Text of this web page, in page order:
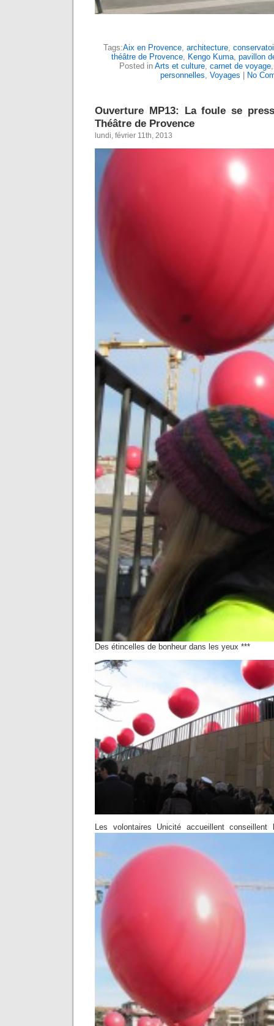
Tags:Aix en Provence, architecture,
théâtre de Provence, Kengo Kuma, pavillon
Posted in Arts et culture, carnet de voyage
personnelles, Voyages No
Ouverture MP13: La foule se
Théâtre de Provence
lundi, février 11th, 2013
Des étincelles de bonheur dans les yeux ***
Les volontaires Unicité accueillent